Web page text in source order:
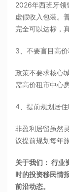
2026年西班牙领
虚假收入包装。
完全可以达标，
3、不要盲目高
政策不要求核心
需高价租市中心
4、提前规划居
非盈利居留虽然
议提前规划每年
关于我们： 行业
时的投资移民情
前沿动态。